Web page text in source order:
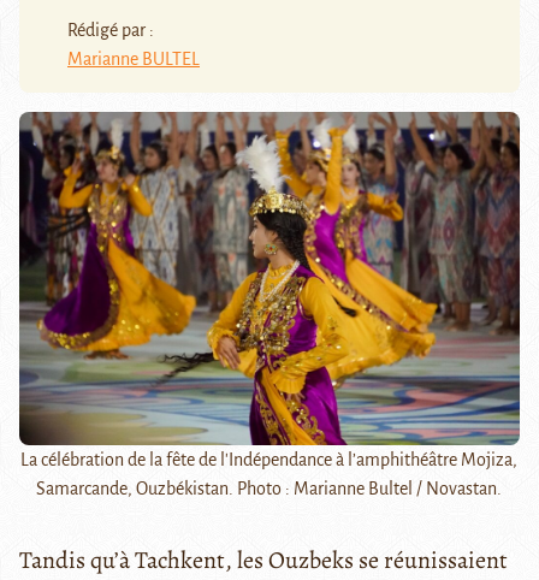
Rédigé par :
Marianne BULTEL
La célébration de la fête de l'Indépendance à l’amphithéâtre Mojiza,
Samarcande, Ouzbékistan. Photo : Marianne Bultel / Novastan.
Tandis qu’à Tachkent, les Ouzbeks se réunissaient